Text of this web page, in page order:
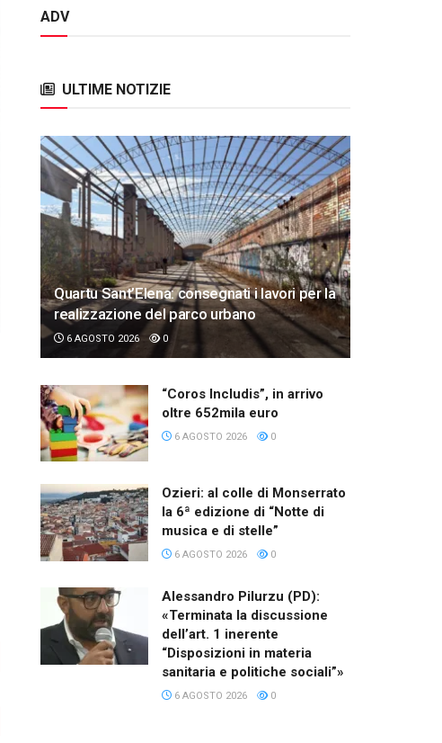
ADV
ULTIME NOTIZIE
Quartu Sant’Elena: consegnati i lavori per la
realizzazione del parco urbano
6 AGOSTO 2026 0
“Coros Includis”, in arrivo
oltre 652mila euro
6 AGOSTO 2026 0
Ozieri: al colle di Monserrato
la 6ª edizione di “Notte di
musica e di stelle”
6 AGOSTO 2026 0
Alessandro Pilurzu (PD):
«Terminata la discussione
dell’art. 1 inerente
“Disposizioni in materia
sanitaria e politiche sociali”»
6 AGOSTO 2026 0